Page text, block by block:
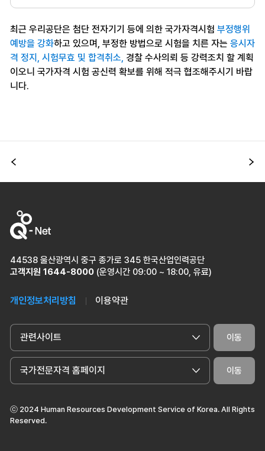
최근 우리공단은 첨단 전자기기 등에 의한 국가자격시험 부정행위
예방을 강화하고 있으며, 부정한 방법으로 시험을 치른 자는 응시자
격 정지, 시험무효 및 합격취소, 경찰 수사의뢰 등 강력조치 할 계획
이오니 국가자격 시험 공신력 확보를 위해 적극 협조해주시기 바랍
니다.
이전
44538 울산광역시 중구 종가로 345 한국산업인력공단
고객지원 1644-8000 (운영시간 09:00 ~ 18:00, 유료)
개인정보처리방침 이용약관
관련사이트 이동
국가전문자격 홈페이지 이동
ⓒ 2024 Human Resources Development Service of Korea. All Rights
Reserved.